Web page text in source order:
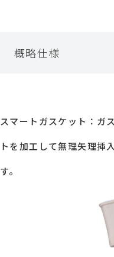
概略仕様
スマートガスケット：ガ
トを加工して無理矢理挿
す。